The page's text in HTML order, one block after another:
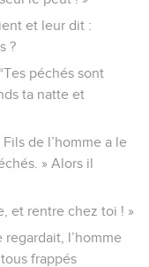
et leur dit :
?
péchés sont
ta natte et
de l’homme a le
» Alors il
et rentre chez toi ! »
l’homme
frappés